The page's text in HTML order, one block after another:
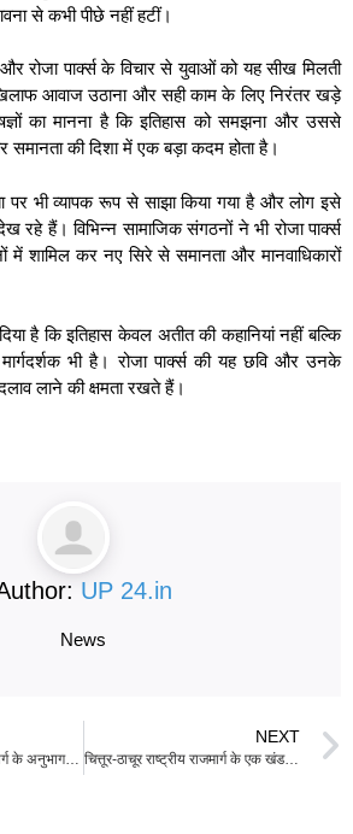
से कभी पीछे नहीं हटीं।
रोजा पार्क्स के विचार से युवाओं को यह सीख मिलती
आवाज उठाना और सही काम के लिए निरंतर खड़े
का मानना है कि इतिहास को समझना और उससे
की दिशा में एक बड़ा कदम होता है।
पर भी व्यापक रूप से साझा किया गया है और लोग इसे
हैं। विभिन्न सामाजिक संगठनों ने भी रोजा पार्क्स
में शामिल कर नए सिरे से समानता और मानवाधिकारों
है कि इतिहास केवल अतीत की कहानियां नहीं बल्कि
भी है। रोजा पार्क्स की यह छवि और उनके
लाने की क्षमता रखते हैं।
UP 24.in
News
चित्तूर-ठाचूर राष्ट्रीय राजमार्ग के अनुभाग पर ट्रायल रन शुरू
NEXT
चित्तूर-ठाचूर राष्ट्रीय राजमार्ग के एक खंड पर परीक्षण दौड़ शुरू